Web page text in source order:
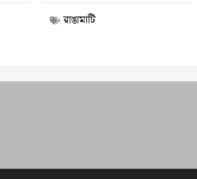
রাঙামাটি